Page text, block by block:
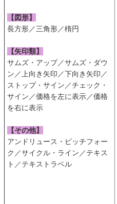
【図形】
長方形／三角形／楕円
【矢印類】
サムズ・アップ／サムズ・ダウ
ン／上向き矢印／下向き矢印／
ストップ・サイン／チェック・
サイン／価格を左に表示／価格
を右に表示
【その他】
アンドリュース・ピッチフォー
ク／サイクル・ライン／テキス
ト／テキストラベル